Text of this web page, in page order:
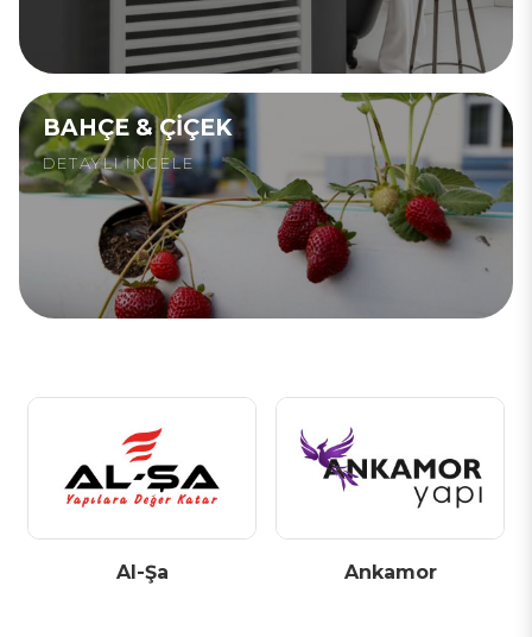
BAHÇE & ÇIÇEK
DETAYLI İNCELE
Al-Şa Ankamor